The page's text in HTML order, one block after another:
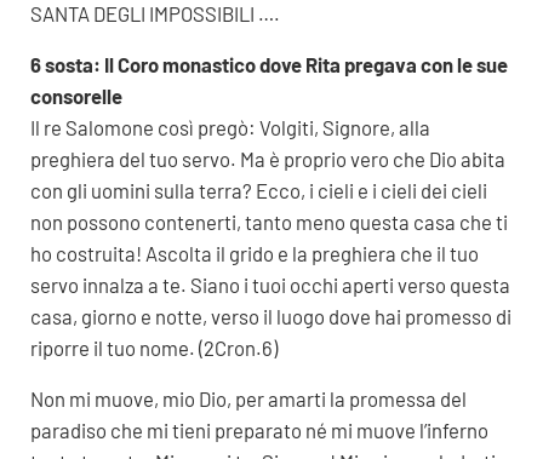
SANTA DEGLI IMPOSSIBILI ….
6 sosta: Il Coro monastico dove Rita pregava con le sue
consorelle
Il re Salomone così pregò: Volgiti, Signore, alla
preghiera del tuo servo. Ma è proprio vero che Dio abita
con gli uomini sulla terra? Ecco, i cieli e i cieli dei cieli
non possono contenerti, tanto meno questa casa che ti
ho costruita! Ascolta il grido e la preghiera che il tuo
servo innalza a te. Siano i tuoi occhi aperti verso questa
casa, giorno e notte, verso il luogo dove hai promesso di
riporre il tuo nome. (2Cron.6)
Non mi muove, mio Dio, per amarti la promessa del
paradiso che mi tieni preparato né mi muove l’inferno